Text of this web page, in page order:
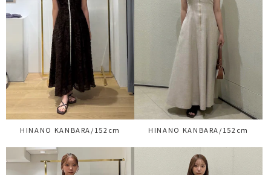
HINANO KANBARA/152cm HINANO KANBARA/152cm